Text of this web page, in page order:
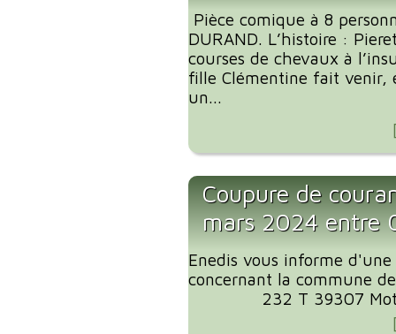
Pièce comique à 8
DURAND. L’histoire :
courses de chevaux à
fille Clémentine fait venir,
un...
Coupure de
mars 2024 entre
Enedis vous informe
concernant la commune
232 T 39307 Motif